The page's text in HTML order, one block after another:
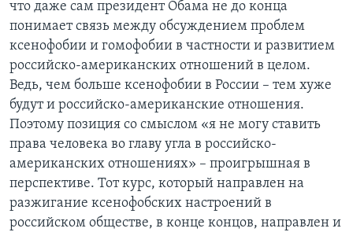
что даже сам президент Обама не до конца
понимает связь между обсуждением проблем
ксенофобии и гомофобии в частности и развитием
российско-американских отношений в целом.
Ведь, чем больше ксенофобии в России – тем хуже
будут и российско-американские отношения.
Поэтому позиция со смыслом «я не могу ставить
права человека во главу угла в российско-
американских отношениях» – проигрышная в
перспективе. Тот курс, который направлен на
разжигание ксенофобских настроений в
российском обществе, в конце концов, направлен и